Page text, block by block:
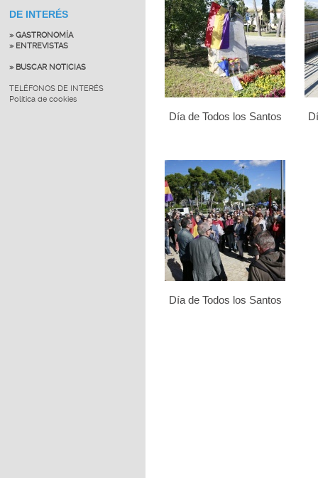
DE INTERÉS
» GASTRONOMÍA
» ENTREVISTAS
» BUSCAR NOTICIAS
TELÉFONOS DE INTERÉS
Política de cookies
Día de Todos los Santos
Día de Todos los Santos